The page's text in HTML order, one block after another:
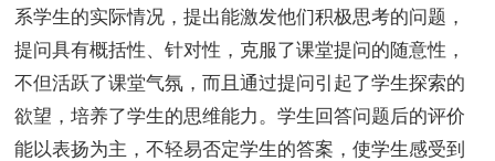
系学生的实际情况，提出能激发他们积极思考的问题，
提问具有概括性、针对性，克服了课堂提问的随意性，
不但活跃了课堂气氛，而且通过提问引起了学生探索的
欲望，培养了学生的思维能力。学生回答问题后的评价
能以表扬为主，不轻易否定学生的答案，使学生感受到